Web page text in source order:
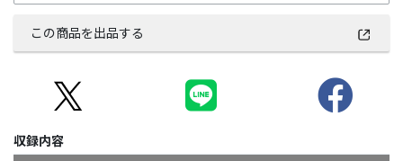
この商品を出品する
収録内容